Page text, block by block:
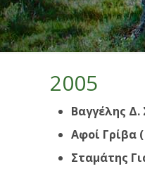
2005
Βαγγέλης Δ.
Αφοί Γρίβα (
Σταμάτης